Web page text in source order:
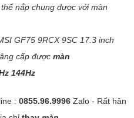
nắp chung được với màn
GF75 9RCX 9SC 17.3 inch
cấp được màn
144Hz
: 0855.96.9996 Zalo - Rất hân